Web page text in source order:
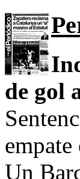
de gol
Un